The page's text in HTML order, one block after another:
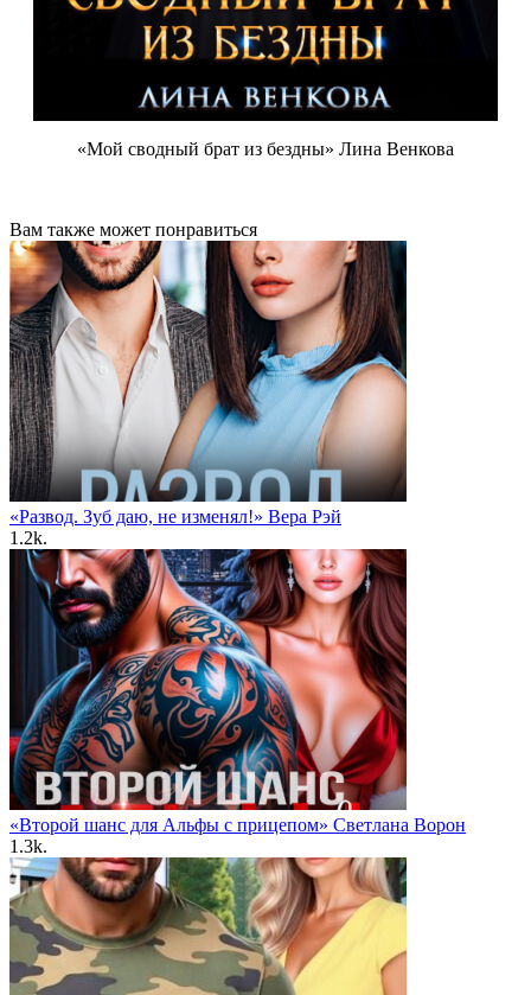
«Мой сводный брат из бездны» Лина Венкова
Вам также может понравиться
«Развод. Зуб даю, не изменял!» Вера Рэй
1.2k.
«Второй шанс для Альфы с прицепом» Светлана Ворон
1.3k.